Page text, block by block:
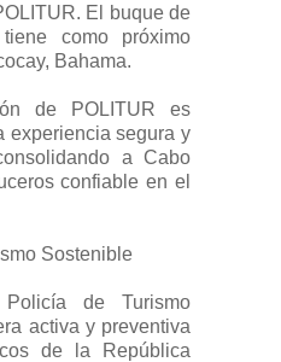
El buque de
como próximo
Bahama.
de POLITUR es
experiencia segura y
a Cabo
confiable en el
Sostenible
de Turismo
activa y preventiva
de la República